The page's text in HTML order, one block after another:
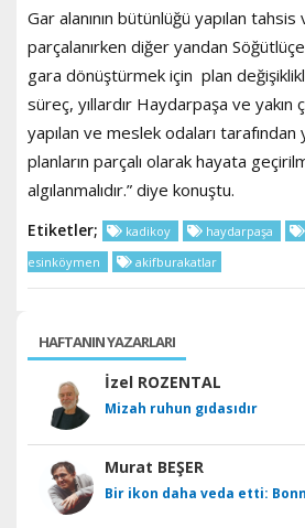
Gar alanının bütünlüğü yapılan
parçalanırken diğer yandan
gara dönüştürmek için plan
süreç, yıllardır Haydarpaşa ve
yapılan ve meslek odaları tarafından
planların parçalı olarak hayata
algılanmalıdır.” diye konuştu.
Etiketler; kadikoy haydarpaşa
esinköymen
akifburakatlar
HAFTANIN YAZARLARI
İzel ROZENTAL
Mizah ruhun gıdasıdır
Murat BEŞER
Bir ikon daha veda etti: